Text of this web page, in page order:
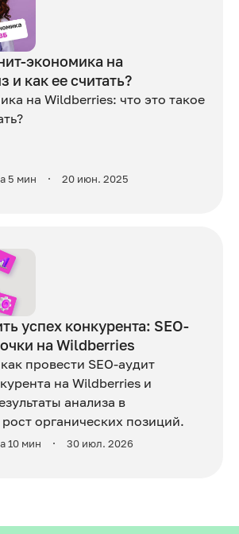
экономика на
и как ее считать?
на Wildberries: что это такое
5 мин 20 июн. 2025
успех конкурента: SEO-
на Wildberries
провести SEO-аудит
на Wildberries и
анализа в
органических позиций.
10 мин 30 июл. 2026